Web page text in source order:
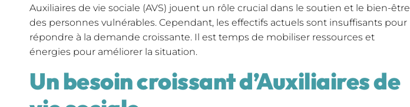
Auxiliaires de vie sociale (AVS) jouent un rôle crucial dans le soutien et le bien-être
des personnes vulnérables. Cependant, les effectifs actuels sont insuffisants pour
répondre à la demande croissante. Il est temps de mobiliser ressources et
énergies pour améliorer la situation.
Un besoin croissant d’Auxiliaires de